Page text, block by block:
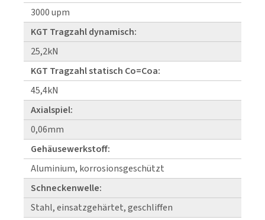
3000 upm
KGT Tragzahl dynamisch:
25,2kN
KGT Tragzahl statisch Co=Coa:
45,4kN
Axialspiel:
0,06mm
Gehäusewerkstoff:
Aluminium, korrosionsgeschützt
Schneckenwelle:
Stahl, einsatzgehärtet, geschliffen